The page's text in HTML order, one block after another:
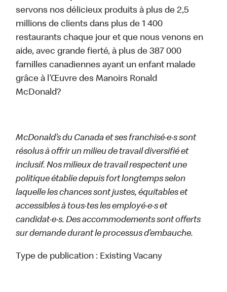
servons nos délicieux produits à plus de 2,5
millions de clients dans plus de 1 400
restaurants chaque jour et que nous venons en
aide, avec grande fierté, à plus de 387 000
familles canadiennes ayant un enfant malade
grâce à l’Œuvre des Manoirs Ronald
McDonald?
McDonald’s du Canada et ses franchisé·e·s sont
résolus à offrir un milieu de travail diversifié et
inclusif. Nos milieux de travail respectent une
politique établie depuis fort longtemps selon
laquelle les chances sont justes, équitables et
accessibles à tous·tes les employé·e·s et
candidat·e·s. Des accommodements sont offerts
sur demande durant le processus d’embauche.
Type de publication : Existing Vacany